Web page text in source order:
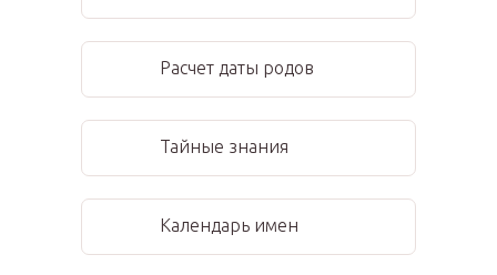
Расчет даты родов
Тайные знания
Календарь имен